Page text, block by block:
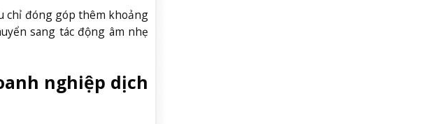
chỉ đóng góp thêm khoảng
sang tác động âm nhẹ
nghiệp dịch